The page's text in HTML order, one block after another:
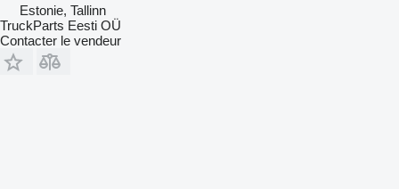
Estonie, Tallinn
TruckParts Eesti OÜ
Contacter le vendeur